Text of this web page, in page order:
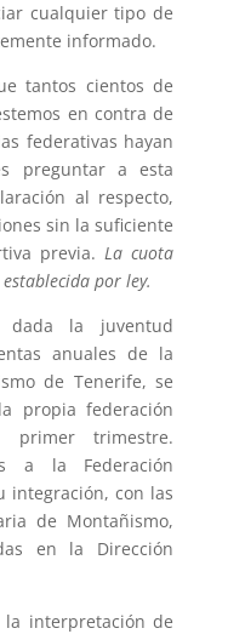
cualquier tipo de
informado.
tantos cientos de
en contra de
federativas hayan
preguntar a esta
al respecto,
sin la suficiente
previa.La cuota
por ley.
la juventud
anuales de la
de Tenerife, se
propia federación
trimestre.
a la Federación
integración, con las
de Montañismo,
en la Dirección
interpretación de